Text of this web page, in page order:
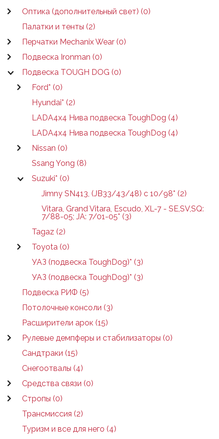
Оптика (дополнительный свет) (0)
Палатки и тенты (2)
Перчатки Mechanix Wear (0)
Подвеска Ironman (0)
Подвеска TOUGH DOG (0)
Ford* (0)
Hyundai* (2)
LADA4x4 Нива подвеска ToughDog (4)
LADA4x4 Нива подвеска ToughDog (4)
Nissan (0)
Ssang Yong (8)
Suzuki* (0)
Jimny SN413, (JB33/43/48) c 10/98* (2)
Vitara, Grand Vitara, Escudo, XL-7 - SE,SV,SQ:
7/88-05; JA: 7/01-05* (3)
Tagaz (2)
Toyota (0)
УАЗ (подвеска ToughDog)* (3)
УАЗ (подвеска ToughDog)* (3)
Подвеска РИФ (5)
Потолочные консоли (3)
Расширители арок (15)
Рулевые демпферы и стабилизаторы (0)
Сандтраки (15)
Снегоотвалы (4)
Средства связи (0)
Стропы (0)
Трансмиссия (2)
Туризм и все для него (4)